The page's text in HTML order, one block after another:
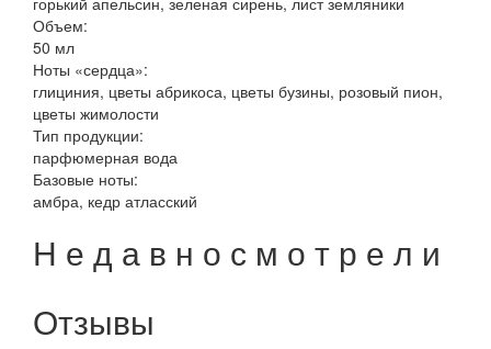
Объем:
50 мл
Ноты «сердца»:
глициния, цветы абрикоса, цветы бузины, розовый пион,
цветы жимолости
Тип продукции:
парфюмерная вода
Базовые ноты:
амбра, кедр атласский
Н е д а в н о с м о т р е л и
Отзывы